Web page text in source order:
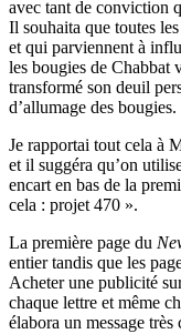
avec tant de conviction
Il souhaita que toutes
et qui parviennent à
les bougies de
transformé son deuil
d’allumage des bougies.
Je rapportai tout cela à
et il suggéra qu’on
encart en bas de la
cela : projet 470 ».
La première page du
entier tandis que les
Acheter une publicité
chaque lettre et même
élabora un message très